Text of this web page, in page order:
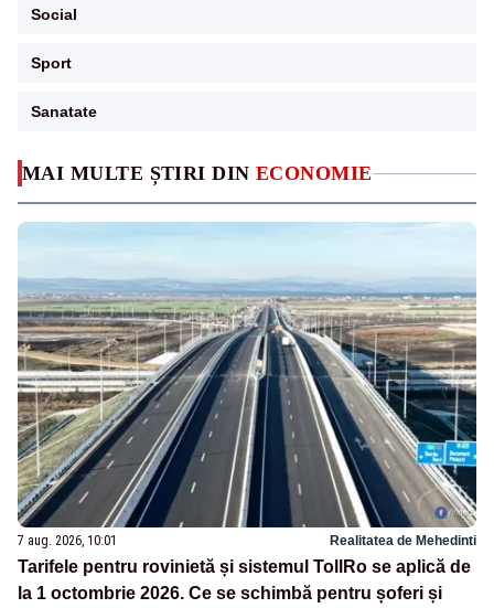
MAI MULTE ȘTIRI DIN ECONOMIE
7 aug. 2026, 10:01 Realitatea de Mehedinti
Tarifele pentru rovinietă și sistemul TollRo se aplică de
la 1 octombrie 2026. Ce se schimbă pentru șoferi și
Social
Sport
Sanatate